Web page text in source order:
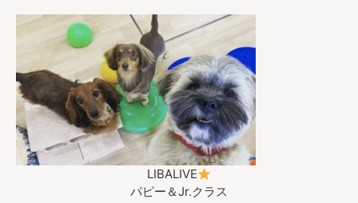
LIBALIVE
パピー＆Jr.クラス